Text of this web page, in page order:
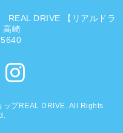
REAL DRIVE 【リアルドラ
高崎
ップREAL DRIVE. All Rights